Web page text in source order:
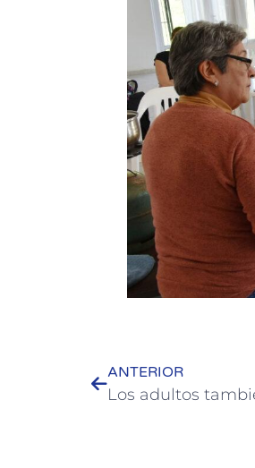
ANTERIOR